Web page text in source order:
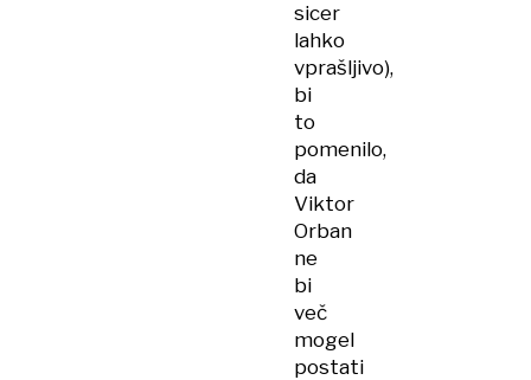
sicer
lahko
vprašljivo),
bi
to
pomenilo,
da
Viktor
Orban
ne
bi
več
mogel
postati